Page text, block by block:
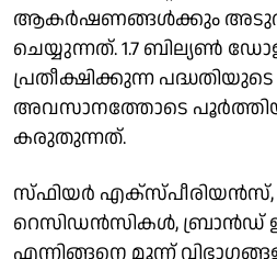
ആകര്‍ഷണങ്ങള്‍ക്കും
ചെയ്യുന്നത്. 1.7 ബില്യണ്‍
പ്രതീക്ഷിക്കുന്ന പദ്ധതിയുടെ
അവസാനത്തോടെ
കരുതുന്നത്.
സ്ഫിയര്‍ എക്‌സ്പീരിയന്‍സ്,
റെസിഡന്‍സികള്‍, ബ്രാന്‍ഡ്
എന്നിങ്ങനെ മൂന്ന്